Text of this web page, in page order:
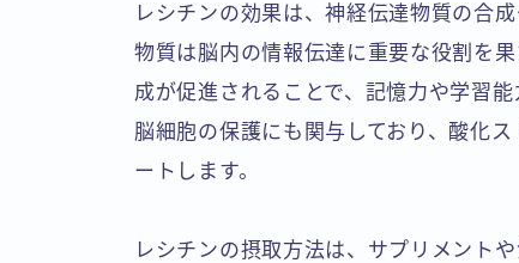
レシチンの効果は、神経伝達物質の合
物質は脳内の情報伝達に重要な役割を
成が促進されることで、記憶力や学習
脳細胞の保護にも関与しており、酸化
ートします。
レシチンの摂取方法は、サプリメント